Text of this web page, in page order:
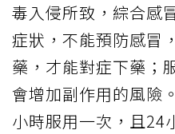
毒入侵所致，綜合感
症狀，不能預防感冒
藥，才能對症下藥；
會增加副作用的風險
小時服用一次，且24